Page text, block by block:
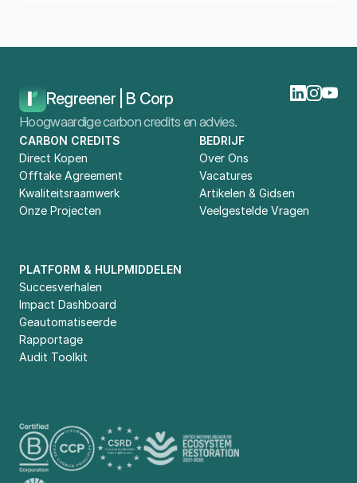
Regreener | B Corp
Hoogwaardige carbon credits en advies.
CARBON CREDITS
Direct Kopen
Offtake Agreement
Kwaliteitsraamwerk
Onze Projecten
PLATFORM & HULPMIDDELEN
Succesverhalen
Impact Dashboard
Geautomatiseerde
Rapportage
Audit Toolkit
BEDRIJF
Over Ons
Vacatures
Artikelen & Gidsen
Veelgestelde Vragen